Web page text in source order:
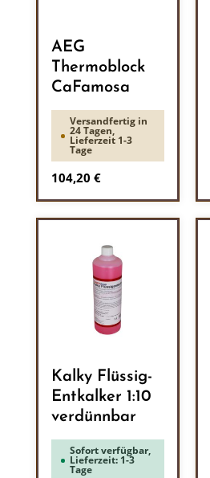
AEG
Thermoblock
CaFamosa
Versandfertig in
24 Tagen,
Lieferzeit 1-3
Tage
Regulärer Preis:
104,20 €
Kalky Flüssig-
Entkalker 1:10
verdünnbar
Sofort verfügbar,
Lieferzeit: 1-3
Tage